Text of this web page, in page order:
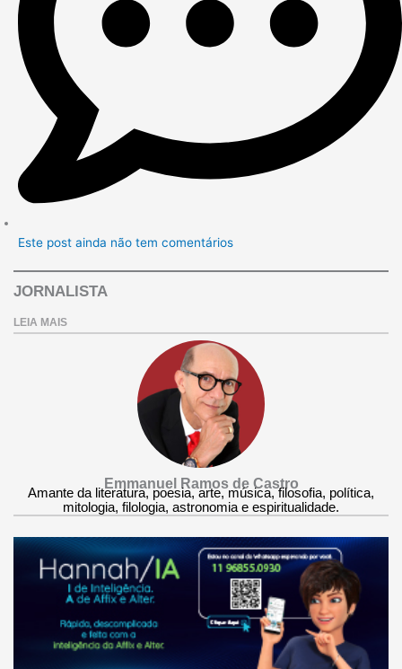
Este post ainda não tem comentários
JORNALISTA
LEIA MAIS
Emmanuel Ramos de Castro
Amante da literatura, poesia, arte, música, filosofia, política,
mitologia, filologia, astronomia e espiritualidade.